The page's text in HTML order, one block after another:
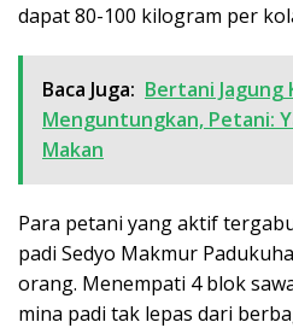
dapat 80-100 kilogram per
Baca Juga: Bertani Jagung
Menguntungkan, Petani:
Makan
Para petani yang aktif
padi Sedyo Makmur
orang. Menempati 4 blok
mina padi tak lepas dari